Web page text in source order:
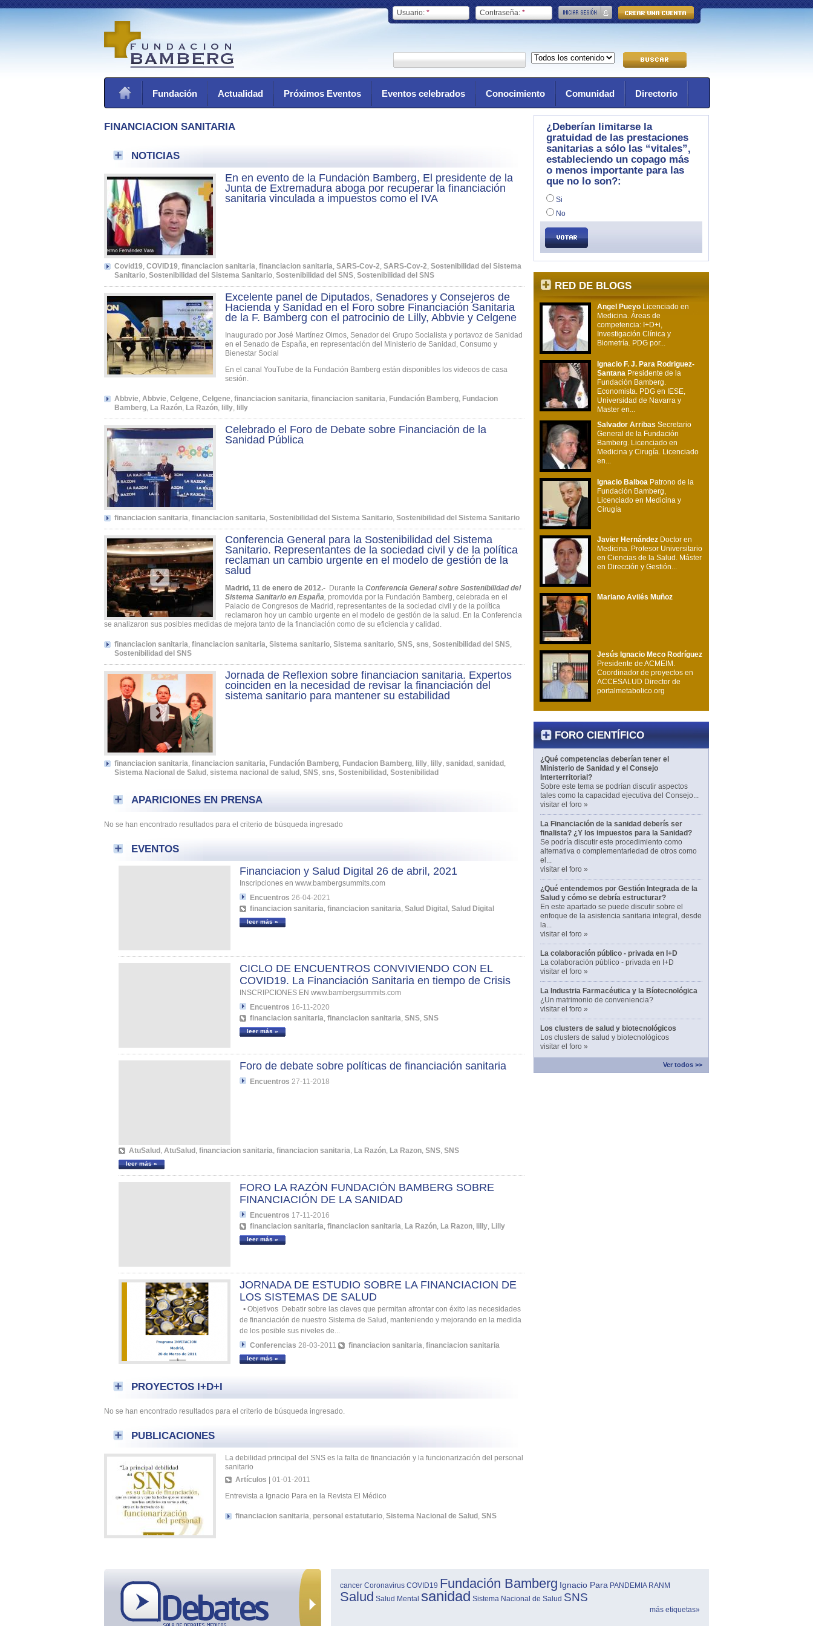
Usuario: * Contraseña: *
Fundación Actualidad Próximos Eventos Eventos celebrados Conocimiento Comunidad Directorio
¿Deberían limitarse la
gratuidad de las prestaciones
sanitarias a sólo las “vitales”,
estableciendo un copago más
o menos importante para las
que no lo son?:
Si
No
RED DE BLOGS
Angel Pueyo Licenciado en
Medicina. Áreas de
competencia: I+D+i,
Investigación Clínica y
Biometría. PDG por...
Ignacio F. J. Para Rodriguez-
Santana Presidente de la
Fundación Bamberg.
Economista. PDG en IESE,
Universidad de Navarra y
Master en...
Salvador Arribas Secretario
General de la Fundación
Bamberg. Licenciado en
Medicina y Cirugía. Licenciado
en...
Ignacio Balboa Patrono de la
Fundación Bamberg,
Licenciado en Medicina y
Cirugía
Javier Hernández Doctor en
Medicina. Profesor Universitario
en Ciencias de la Salud. Máster
en Dirección y Gestión...
Mariano Avilés Muñoz
Jesús Ignacio Meco Rodríguez
Presidente de ACMEIM.
Coordinador de proyectos en
ACCESALUD Director de
portalmetabolico.org
FORO CIENTÍFICO
¿Qué competencias deberían tener el
Ministerio de Sanidad y el Consejo
Interterritorial?
Sobre este tema se podrían discutir aspectos
tales como la capacidad ejecutiva del Consejo...
visitar el foro »
La Financiación de la sanidad deberís ser
finalista? ¿Y los impuestos para la Sanidad?
Se podría discutir este procedimiento como
alternativa o complementariedad de otros como
el...
visitar el foro »
¿Qué entendemos por Gestión Integrada de la
Salud y cómo se debría estructurar?
En este apartado se puede discutir sobre el
enfoque de la asistencia sanitaria integral, desde
la...
visitar el foro »
La colaboración público - privada en I+D
La colaboración público - privada en I+D
visitar el foro »
La Industria Farmacéutica y la Bíotecnológica
¿Un matrimonio de conveniencia?
visitar el foro »
Los clusters de salud y biotecnológicos
Los clusters de salud y biotecnológicos
visitar el foro »
Ver todos >>
FINANCIACION SANITARIA
NOTICIAS
En en evento de la Fundación Bamberg, El presidente de la
Junta de Extremadura aboga por recuperar la financiación
sanitaria vinculada a impuestos como el IVA
Covid19 COVID19 financiacion sanitaria financiacion sanitaria SARS-Cov-2 SARS-Cov-2 Sostenibilidad del Sistema
Sanitario Sostenibilidad del Sistema Sanitario Sostenibilidad del SNS Sostenibilidad del SNS
Excelente panel de Diputados, Senadores y Consejeros de
Hacienda y Sanidad en el Foro sobre Financiación Sanitaria
de la F. Bamberg con el patrocinio de Lilly, Abbvie y Celgene
Inaugurado por José Martínez Olmos, Senador del Grupo Socialista y portavoz de Sanidad
en el Senado de España, en representación del Ministerio de Sanidad, Consumo y
Bienestar Social
En el canal YouTube de la Fundación Bamberg están disponibles los videoos de casa
sesión.
Abbvie Abbvie Celgene Celgene financiacion sanitaria financiacion sanitaria Fundación Bamberg Fundacion
Bamberg La Razón La Razón lilly lilly
Celebrado el Foro de Debate sobre Financiación de la
Sanidad Pública
financiacion sanitaria financiacion sanitaria Sostenibilidad del Sistema Sanitario Sostenibilidad del Sistema Sanitario
Conferencia General para la Sostenibilidad del Sistema
Sanitario. Representantes de la sociedad civil y de la política
reclaman un cambio urgente en el modelo de gestión de la
salud
Madrid, 11 de enero de 2012.- Durante la Conferencia General sobre Sostenibilidad del
Sistema Sanitario en España promovida por la Fundación Bamberg, celebrada en el
Palacio de Congresos de Madrid, representantes de la sociedad civil y de la política
reclamaron hoy un cambio urgente en el modelo de gestión de la salud. En la Conferencia
se analizaron sus posibles medidas de mejora tanto de la financiación como de su eficiencia y calidad.
financiacion sanitaria financiacion sanitaria Sistema sanitario Sistema sanitario SNS sns Sostenibilidad del SNS
Sostenibilidad del SNS
Jornada de Reflexion sobre financiacion sanitaria. Expertos
coinciden en la necesidad de revisar la financiación del
sistema sanitario para mantener su estabilidad
financiacion sanitaria financiacion sanitaria Fundación Bamberg Fundacion Bamberg lilly lilly sanidad sanidad
Sistema Nacional de Salud sistema nacional de salud SNS sns Sostenibilidad Sostenibilidad
APARICIONES EN PRENSA
No se han encontrado resultados para el criterio de búsqueda ingresado
EVENTOS
Financiacion y Salud Digital 26 de abril, 2021
Inscripciones en www.bambergsummits.com
Encuentros 26-04-2021
financiacion sanitaria, financiacion sanitaria, Salud Digital , Salud Digital
leer más »
CICLO DE ENCUENTROS CONVIVIENDO CON EL
COVID19. La Financiación Sanitaria en tiempo de Crisis
INSCRIPCIONES EN www.bambergsummits.com
Encuentros 16-11-2020
financiacion sanitaria, financiacion sanitaria, SNS, SNS
leer más »
Foro de debate sobre políticas de financiación sanitaria
Encuentros 27-11-2018
AtuSalud , AtuSalud , financiacion sanitaria, financiacion sanitaria, La Razón, La Razon, SNS, SNS
leer más »
FORO LA RAZÓN FUNDACIÓN BAMBERG SOBRE
FINANCIACIÓN DE LA SANIDAD
Encuentros 17-11-2016
financiacion sanitaria, financiacion sanitaria, La Razón, La Razon, lilly, Lilly
leer más »
JORNADA DE ESTUDIO SOBRE LA FINANCIACION DE
LOS SISTEMAS DE SALUD
• Objetivos Debatir sobre las claves que permitan afrontar con éxito las necesidades
de financiación de nuestro Sistema de Salud, manteniendo y mejorando en la medida
de los posible sus niveles de...
Conferencias 28-03-2011 financiacion sanitaria, financiacion sanitaria
leer más »
PROYECTOS I+D+I
No se han encontrado resultados para el criterio de búsqueda ingresado.
PUBLICACIONES
La debilidad principal del SNS es la falta de financiación y la funcionarización del personal
sanitario
Artículos
01-01-2011
Entrevista a Ignacio Para en la Revista El Médico
financiacion sanitaria, personal estatutario, Sistema Nacional de Salud , SNS
cancer Coronavirus COVID19 Fundación Bamberg Ignacio Para PANDEMIA RANM
Salud Salud Mental sanidad Sistema Nacional de Salud SNS
más etiquetas»